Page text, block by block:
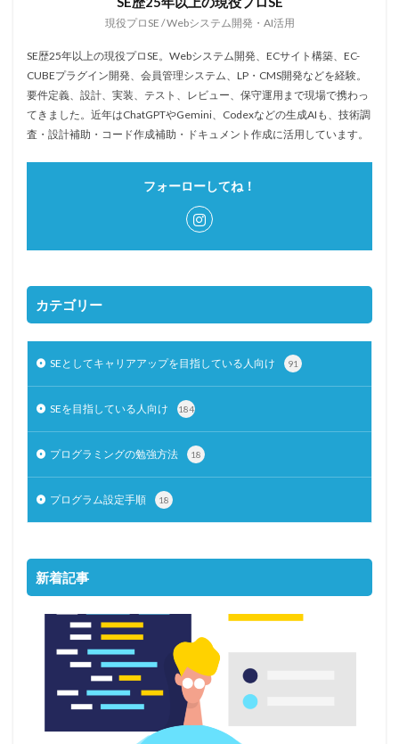
現役プロSE / Webシステム開発・AI活用
SE歴25年以上の現役プロSE。Webシステム開発、ECサイト構築、EC-
CUBEプラグイン開発、会員管理システム、LP・CMS開発などを経験。
要件定義、設計、実装、テスト、レビュー、保守運用まで現場で携わっ
てきました。近年はChatGPTやGemini、Codexなどの生成AIも、技術調
査・設計補助・コード作成補助・ドキュメント作成に活用しています。
フォーローしてね！
カテゴリー
SEとしてキャリアアップを目指している人向け 91
SEを目指している人向け 184
プログラミングの勉強方法 18
プログラム設定手順 18
新着記事